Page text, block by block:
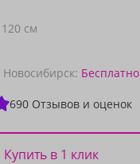
120 см
Новосибирск: Бесплатно
690 Отзывов и оценок
Купить в 1 клик